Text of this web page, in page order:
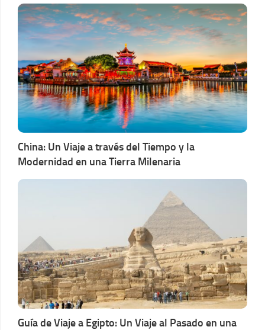
China: Un Viaje a través del Tiempo y la
Modernidad en una Tierra Milenaria
Guía de Viaje a Egipto: Un Viaje al Pasado en una